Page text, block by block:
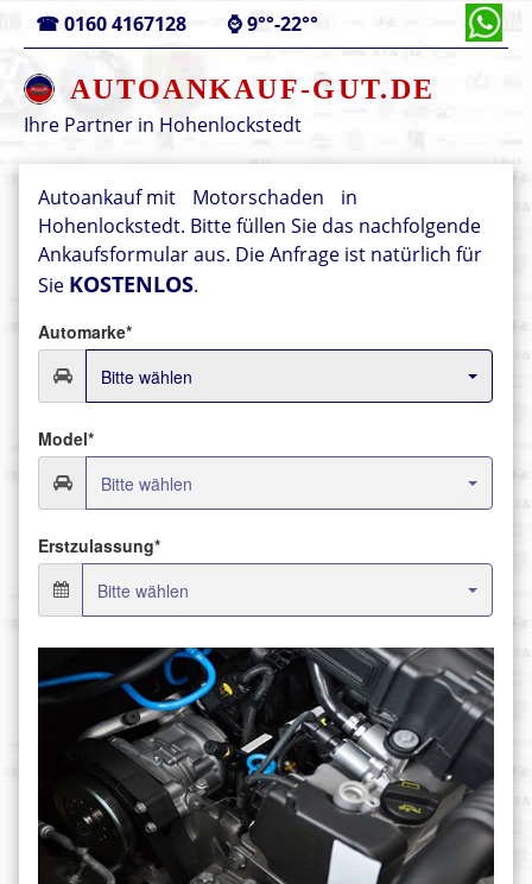
☎0160 4167128 ⌚9°°-22°°
AUTOANKAUF-GUT.DE
Ihre Partner in Hohenlockstedt
Autoankauf mit Motorschaden
in
Hohenlockstedt. Bitte füllen Sie das nachfolgende
Ankaufsformular aus. Die Anfrage ist natürlich für
Sie KOSTENLOS.